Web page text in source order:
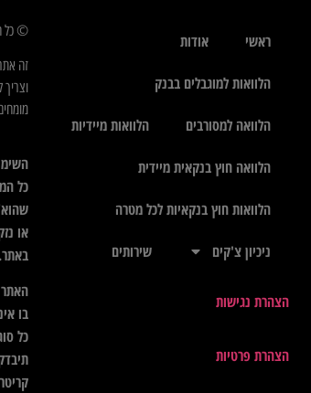
ראשי אודות
הלוואות למוגבלים בבנק
הלוואה למסורבים הלוואות מיידיות
הלוואה חוץ בנקאית מיידית
הלוואות חוץ בנקאיות לכל מטרה
ניכיון צ'קים שירותים
הצהרת נגישות
הצהרת פרטיות
© כל
זה
כל
או
האתר
בו
כל